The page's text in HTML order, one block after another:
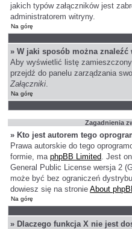
jakich typów załączników jest
administratorem witryny.
Na górę
» W jaki sposób można znaleźć
Aby wyświetlić listę
przejdź do panelu zarządzania
Załączniki.
Na górę
Zagadnienia
» Kto jest autorem tego
Prawa autorskie do tego
formie, maphpBB Limited. Jest
General Public License wersja 2
może być bez ograniczeń
dowiesz się na stronieAbout
Na górę
» Dlaczego funkcja X nie jest